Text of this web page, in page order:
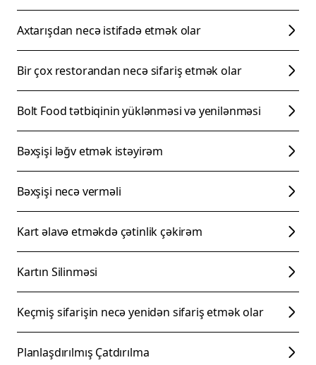
Axtarışdan necə istifadə etmək olar
Bir çox restorandan necə sifariş etmək olar
Bolt Food tətbiqinin yüklənməsi və yenilənməsi
Bəxşişi ləğv etmək istəyirəm
Bəxşişi necə verməli
Kart əlavə etməkdə çətinlik çəkirəm
Kartın Silinməsi
Keçmiş sifarişin necə yenidən sifariş etmək olar
Planlaşdırılmış Çatdırılma